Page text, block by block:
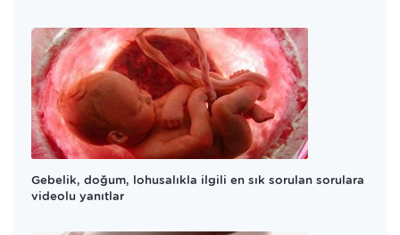
Gebelik, doğum, lohusalıkla ilgili en sık sorulan sorulara
videolu yanıtlar